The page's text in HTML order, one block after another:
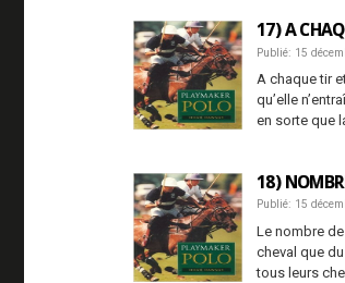
17) A
Publié: 15
A chaque tir
qu’elle
en sorte que
18)
Publié: 15
Le nombre
cheval que
tous leurs